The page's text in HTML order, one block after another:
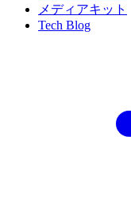
メディアキット
Tech Blog